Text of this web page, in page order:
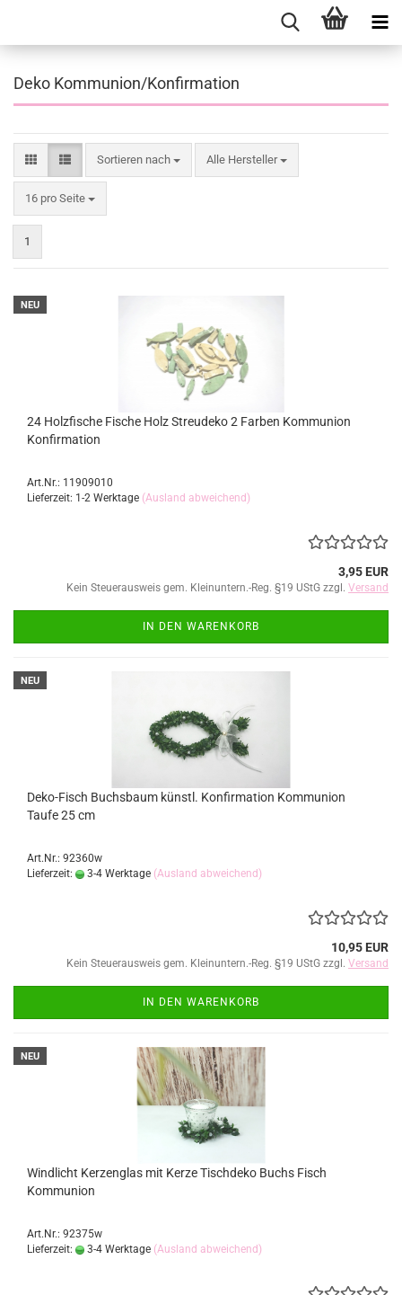
Deko Kommunion/Konfirmation
Sortieren nach
Sortieren nach Alle Hersteller
16 pro Seite
pro Seite
1
NEU
24 Holzfische Fische Holz Streudeko 2 Farben Kommunion
Konfirmation
Art.Nr.: 11909010
Lieferzeit: 1-2 Werktage (Ausland abweichend)
3,95 EUR
Kein Steuerausweis gem. Kleinuntern.-Reg. §19 UStG zzgl. Versand
IN DEN WARENKORB
NEU
Deko-Fisch Buchsbaum künstl. Konfirmation Kommunion
Taufe 25 cm
Art.Nr.: 92360w
Lieferzeit:
3-4 Werktage (Ausland abweichend)
10,95 EUR
Kein Steuerausweis gem. Kleinuntern.-Reg. §19 UStG zzgl. Versand
IN DEN WARENKORB
NEU
Windlicht Kerzenglas mit Kerze Tischdeko Buchs Fisch
Kommunion
Art.Nr.: 92375w
Lieferzeit:
3-4 Werktage (Ausland abweichend)